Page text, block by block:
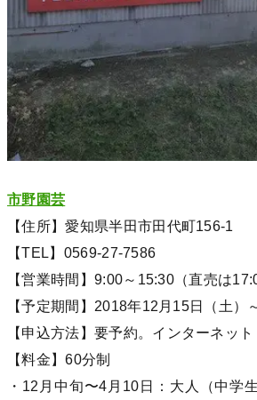
市野園芸
【住所】愛知県半田市田代町156-1
【TEL】0569-27-7586
【営業時間】9:00～15:30（直売は
【予定期間】2018年12月15日（土）
【申込方法】要予約。インターネッ
【料金】60分制
・12月中旬〜4月10日：大人（中学